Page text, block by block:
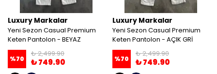
Luxury Markalar
Yeni Sezon Casual Premium
Keten Pantolon - BEYAZ
%70
₺ 2,499.90
₺ 749.90
Luxury Markalar
Yeni Sezon Casual Premium
Keten Pantolon - AÇIK GRİ
%70
₺ 2,499.90
₺ 749.90